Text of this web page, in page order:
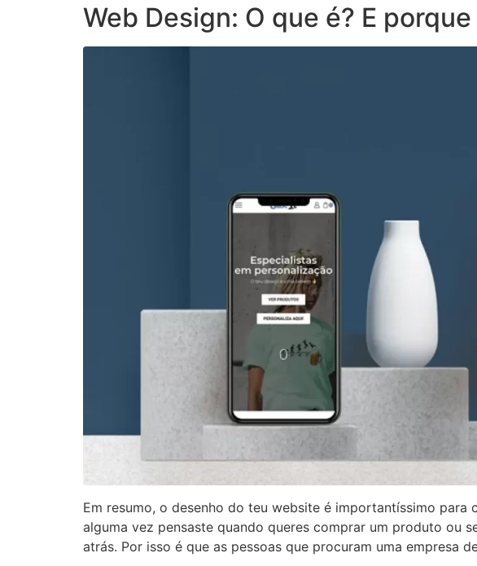
Web Design: O que é? E
Em resumo, o desenho do teu website é importantíssimo
alguma vez pensaste quando queres comprar um produto ou
atrás. Por isso é que as pessoas que procuram uma empresa